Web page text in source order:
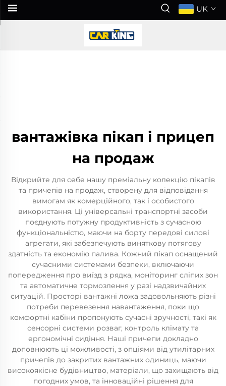
UK
вантажівка пікап і прицеп
на продаж
Відкрийте для себе нашу преміальну колекцію пікапів
та причепів на продаж, створену для відповідання
вимогам як комерційного, так і особистого
використання. Ці універсальні транспортні засоби
поєднують потужну продуктивність з сучасною
функціональністю, маючи на борту передові силові
агрегати, які забезпечують виняткову потягову
здатність та економію палива. Кожний пікап оснащений
сучасними системами безпеки, включаючи
попередження про виїзд з рядка, моніторинг сліпих зон
та автоматичне тормозлення у разі надзвичайних
ситуацій. Просторі вантажні ложа задовольняють різні
потреби перевезення навантаження, поки що
комфортні кабіни пропонують сучасні зручності, такі як
сенсорні системи розваг, контроль клімату та
ергономічні сидіння. Наші причепи докладно
доповнюють ці можливості, з опціями від утилітарних
причепів до закритих вантажних одиниць, маючи
високоякісне будівництво, матеріали, що захищають від
погодних умов, та інноваційні рішення для